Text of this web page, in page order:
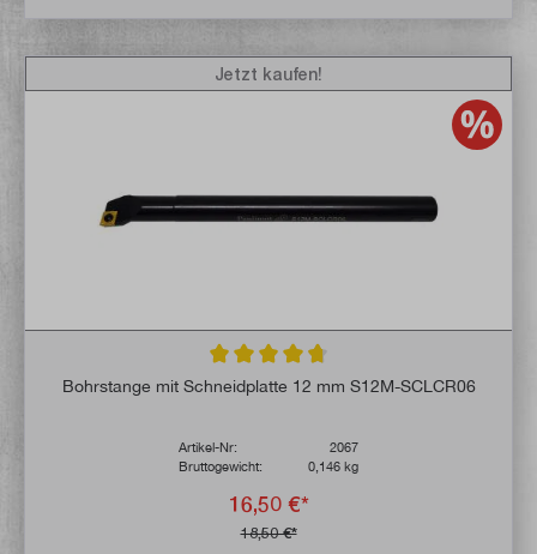
Durchschnittliche Bewertung von 4.7 von
Bohrstange mit Schneidplatte 12 mm S12M-SCLCR06
Artikel-Nr:
2067
Bruttogewicht:
0,146 kg
16,50 €*
18,50 €*
Jetzt kaufen!